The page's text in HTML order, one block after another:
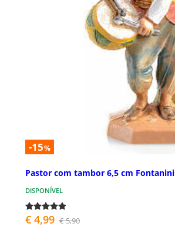
-15%
Pastor com tambor 6,5 cm Fontanini
DISPONÍVEL
€ 4,99 € 5,90